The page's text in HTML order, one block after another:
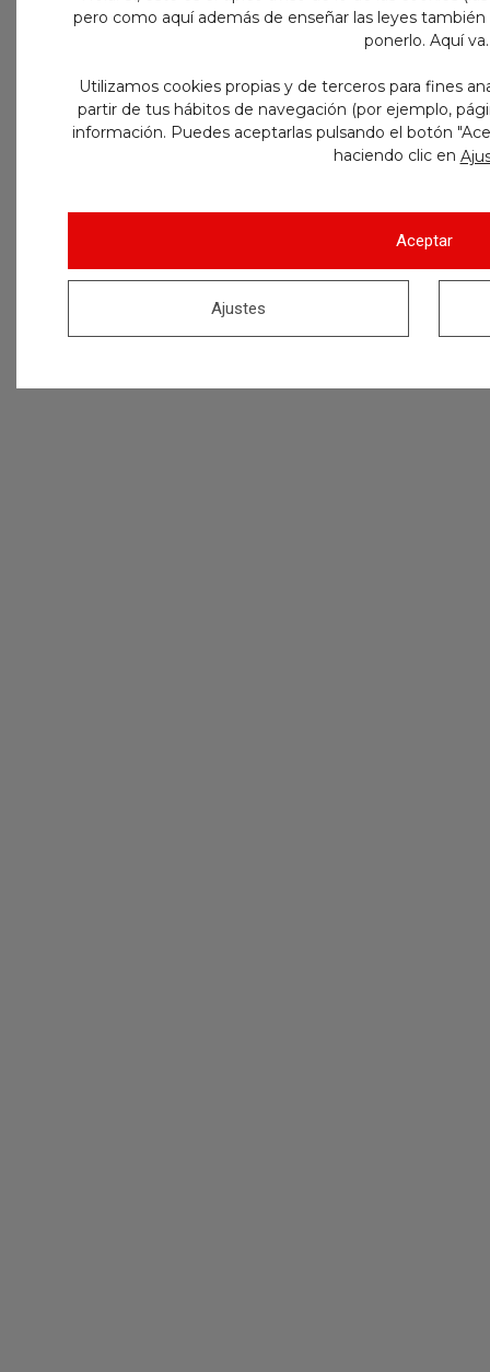
pero como aquí además de enseñar las leyes
ponerlo. Aquí va.
Utilizamos cookies propias y de terceros para fines
partir de tus hábitos de navegación (por ejemplo,
información. Puedes aceptarlas pulsando el botón
haciendo clic en
Aceptar
Ajustes